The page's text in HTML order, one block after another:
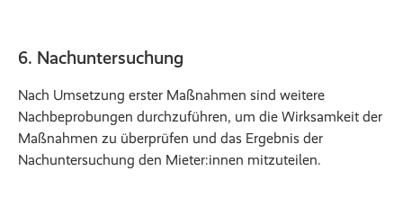
6. Nachuntersuchung
Nach Umsetzung erster Maßnahmen sind weitere
Nachbeprobungen durchzuführen, um die Wirksamkeit der
Maßnahmen zu überprüfen und das Ergebnis der
Nachuntersuchung den Mieter:innen mitzuteilen.